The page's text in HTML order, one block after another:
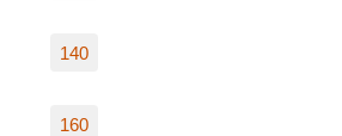
140
160